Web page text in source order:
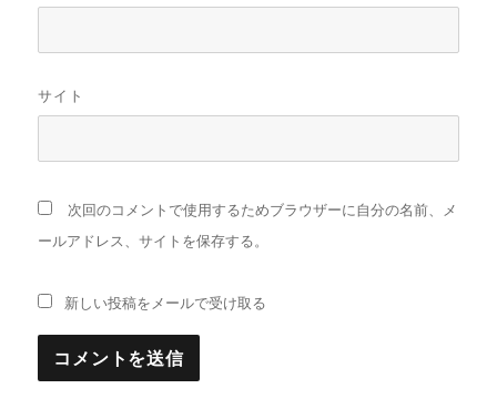
サイト
次回のコメントで使用するためブラウザーに自分の名前、メ
ールアドレス、サイトを保存する。
新しい投稿をメールで受け取る